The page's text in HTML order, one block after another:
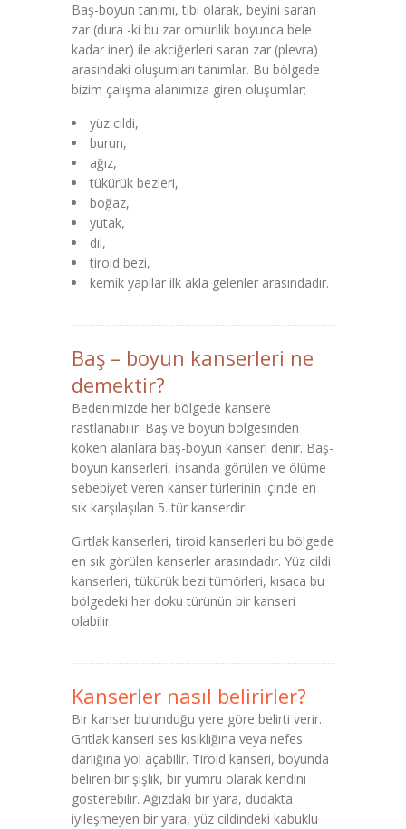
Baş-boyun tanımı, tıbi olarak, beyini saran
zar (dura -ki bu zar omurilik boyunca bele
kadar iner) ile akciğerleri saran zar (plevra)
arasındaki oluşumları tanımlar. Bu bölgede
bizim çalışma alanımıza giren oluşumlar;
yüz cildi,
burun,
ağız,
tükürük bezleri,
boğaz,
yutak,
dil,
tiroid bezi,
kemik yapılar ilk akla gelenler arasındadır.
Baş – boyun kanserleri ne
demektir?
Bedenimizde her bölgede kansere
rastlanabilir. Baş ve boyun bölgesinden
köken alanlara baş-boyun kanseri denir. Baş-
boyun kanserleri, insanda görülen ve ölüme
sebebiyet veren kanser türlerinin içinde en
sık karşılaşılan 5. tür kanserdir.
Gırtlak kanserleri, tiroid kanserleri bu bölgede
en sık görülen kanserler arasındadır. Yüz cildi
kanserleri, tükürük bezi tümörleri, kısaca bu
bölgedeki her doku türünün bir kanseri
olabilir.
Kanserler nasıl belirirler?
Bir kanser bulunduğu yere göre belirti verir.
Grıtlak kanseri ses kısıklığına veya nefes
darlığına yol açabilir. Tiroid kanseri, boyunda
beliren bir şişlik, bir yumru olarak kendini
gösterebilir. Ağızdaki bir yara, dudakta
iyileşmeyen bir yara, yüz cildindeki kabuklu